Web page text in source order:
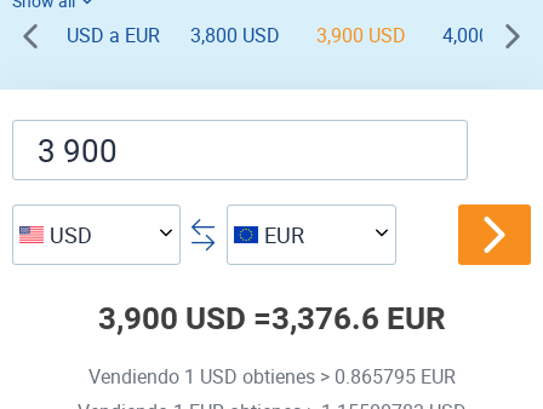
EUR USD ».
USD a EUR 3,800 USD 3,900 USD 4,000 USD
USD EUR
3,900 USD =3,376.6 EUR
Vendiendo 1 USD obtienes > 0.865795 EUR